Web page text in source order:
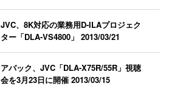
JVC、8K対応の業務用D‐ILAプロジェク
ター「DLA‐VS4800」2013/03/21
アバック、JVC「DLA-X75R/55R」視聴
会を3月23日に開催2013/03/15